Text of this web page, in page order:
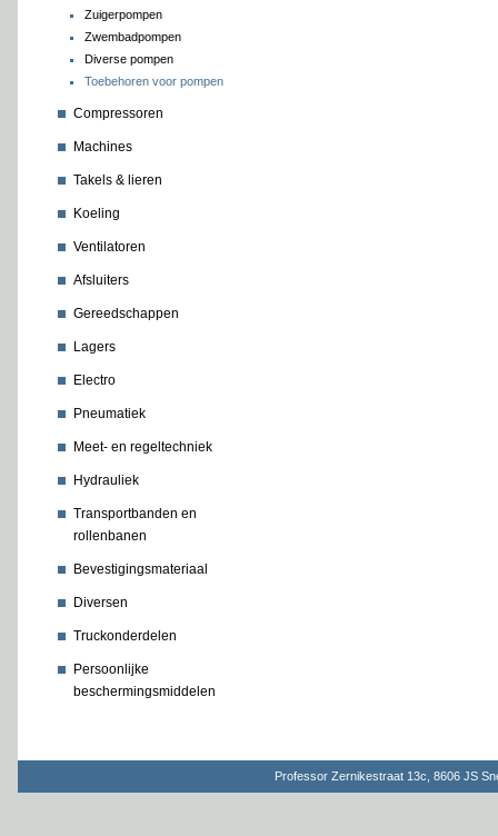
Zuigerpompen
Zwembadpompen
Diverse pompen
Toebehoren voor pompen
Compressoren
Machines
Takels & lieren
Koeling
Ventilatoren
Afsluiters
Gereedschappen
Lagers
Electro
Pneumatiek
Meet- en regeltechniek
Hydrauliek
Transportbanden en
rollenbanen
Bevestigingsmateriaal
Diversen
Truckonderdelen
Persoonlijke
beschermingsmiddelen
Professor Zernikestraat 13c, 8606 JS